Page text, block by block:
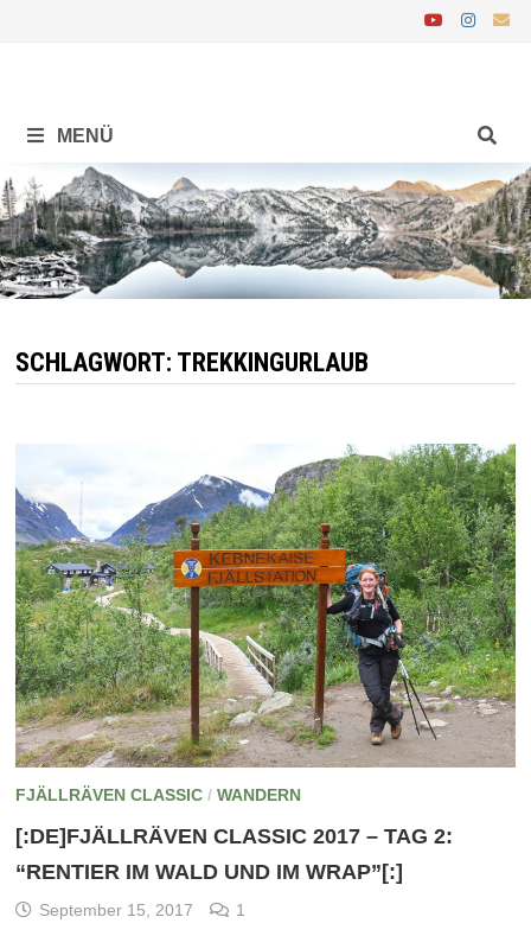
MENÜ
SCHLAGWORT: TREKKINGURLAUB
FJÄLLRÄVEN CLASSIC/ WANDERN
[:DE]FJÄLLRÄVEN CLASSIC 2017 – TAG 2:
“RENTIER IM WALD UND IM WRAP”[:]
September 15, 2017 1